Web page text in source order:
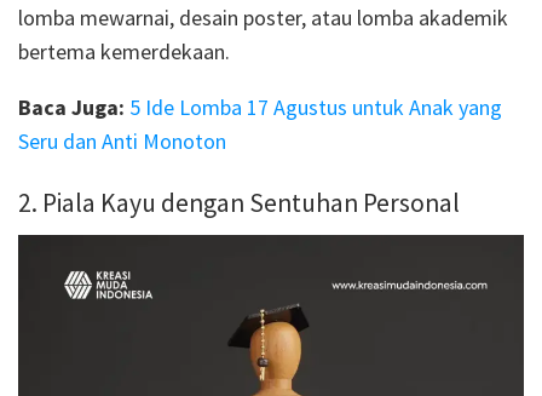
lomba mewarnai, desain poster, atau lomba akademik
bertema kemerdekaan.
Baca Juga: 5 Ide Lomba 17 Agustus untuk Anak yang
Seru dan Anti Monoton
2. Piala Kayu dengan Sentuhan Personal